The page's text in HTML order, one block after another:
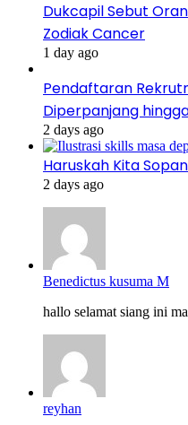
Dukcapil Sebut
Zodiak Cancer
1 day ago
Pendaftaran
Diperpanjang
2 days ago
Haruskah Kita
2 days ago
Benedictus kusuma M
hallo selamat siang ini
reyhan